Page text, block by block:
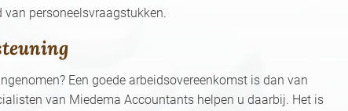
personeelsvraagstukken.
Een goede arbeidsovereenkomst is dan van
van Miedema Accountants helpen u daarbij. Het is